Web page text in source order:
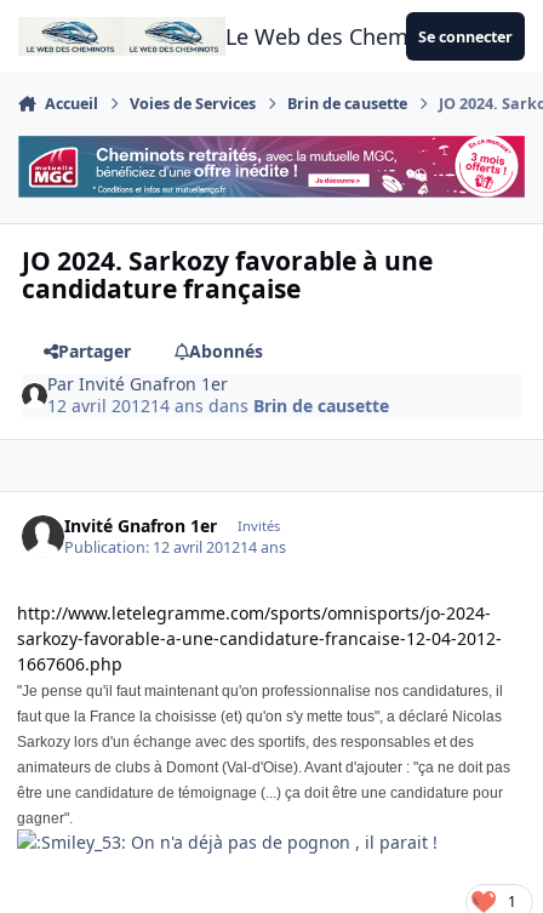
Aller au contenu
Le Web des CheminotsSe connecter
Accueil Voies de Services Brin de causette JO 2024.
JO 2024. Sarkozy favorable à une
candidature française
Partager
Abonnés
ParInvité Gnafron 1er
12 avril 201214 ans dans Brin de causette
Invité Gnafron 1er Invités
Publication: 12 avril 201214 ans
http://www.letelegramme.com/sports/omnisports/jo-2024-
sarkozy-favorable-a-une-candidature-francaise-12-04-2012-
1667606.php
"Je pense qu'il faut maintenant qu'on professionnalise nos candidatures, il
faut que la France la choisisse (et) qu'on s'y mette tous", a déclaré Nicolas
Sarkozy lors d'un échange avec des sportifs, des responsables et des
animateurs de clubs à Domont (Val-d'Oise). Avant d'ajouter : "ça ne doit pas
être une candidature de témoignage (...) ça doit être une candidature pour
gagner".
On n'a déjà pas de pognon , il parait !
1